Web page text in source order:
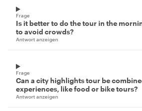
Frage
Is it better to do the tour in the
to avoid crowds?
Antwort anzeigen
Frage
Can a city highlights tour be
experiences, like food or bike tours?
Antwort anzeigen